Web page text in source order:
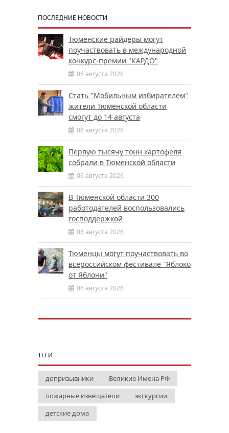
ПОСЛЕДНИЕ НОВОСТИ
Тюменские райдеры могут
поучаствовать в международной
конкурс-премии "КАРДО"
06 августа 2026
Стать "Мобильным избирателем"
жители Тюменской области
смогут до 14 августа
06 августа 2026
Первую тысячу тонн картофеля
собрали в Тюменской области
06 августа 2026
В Тюменской области 300
работодателей воспользовались
господдержкой
06 августа 2026
Тюменцы могут поучаствовать во
всероссийском фестивале "Яблоко
от Яблони"
06 августа 2026
ТЕГИ
допризывники
Великие Имена РФ
пожарные извещатели
экскурсии
детские дома